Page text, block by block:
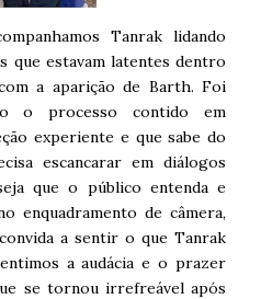
Tanrak lidando
que estavam latentes dentro
a aparição de Barth. Foi
o processo contido em
experiente e que sabe do
escancarar em diálogos
que o público entenda e
enquadramento de câmera,
a sentir o que Tanrak
a audácia e o prazer
se tornou irrefreável após